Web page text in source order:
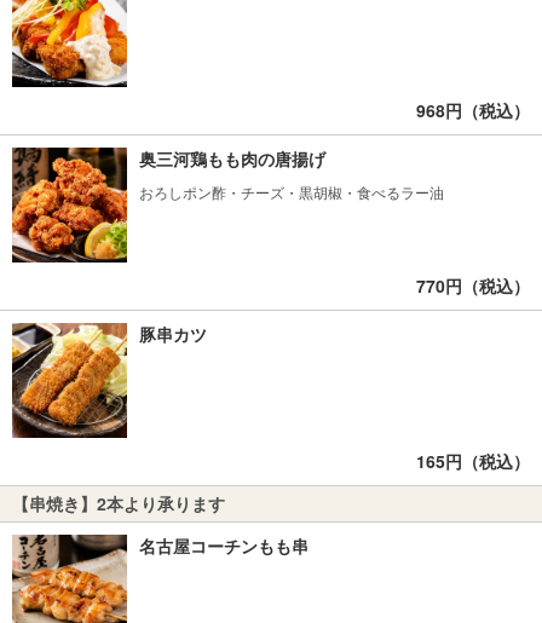
968円（税込）
奥三河鶏もも肉の唐揚げ
おろしポン酢・チーズ・黒胡椒・食べるラー油
770円（税込）
豚串カツ
165円（税込）
【串焼き】2本より承ります
名古屋コーチンもも串